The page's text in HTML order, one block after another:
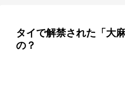
タイで解禁された「大
の？